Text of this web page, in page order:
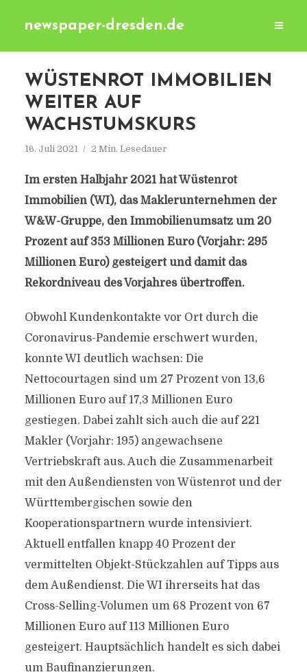
newspaper-dresden.de
WÜSTENROT IMMOBILIEN
WEITER AUF
WACHSTUMSKURS
16. Juli 2021 2 Min. Lesedauer
Im ersten Halbjahr 2021 hat Wüstenrot
Immobilien (WI), das Maklerunternehmen der
W&W-Gruppe, den Immobilienumsatz um 20
Prozent auf 353 Millionen Euro (Vorjahr: 295
Millionen Euro) gesteigert und damit das
Rekordniveau des Vorjahres übertroffen.
Obwohl Kundenkontakte vor Ort durch die
Coronavirus-Pandemie erschwert wurden,
konnte WI deutlich wachsen: Die
Nettocourtagen sind um 27 Prozent von 13,6
Millionen Euro auf 17,3 Millionen Euro
gestiegen. Dabei zahlt sich auch die auf 221
Makler (Vorjahr: 195) angewachsene
Vertriebskraft aus. Auch die Zusammenarbeit
mit den Außendiensten von Wüstenrot und der
Württembergischen sowie den
Kooperationspartnern wurde intensiviert.
Aktuell entfallen knapp 40 Prozent der
vermittelten Objekt-Stückzahlen auf Tipps aus
dem Außendienst. Die WI ihrerseits hat das
Cross-Selling-Volumen um 68 Prozent von 67
Millionen Euro auf 113 Millionen Euro
gesteigert. Hauptsächlich handelt es sich dabei
um Baufinanzierungen.